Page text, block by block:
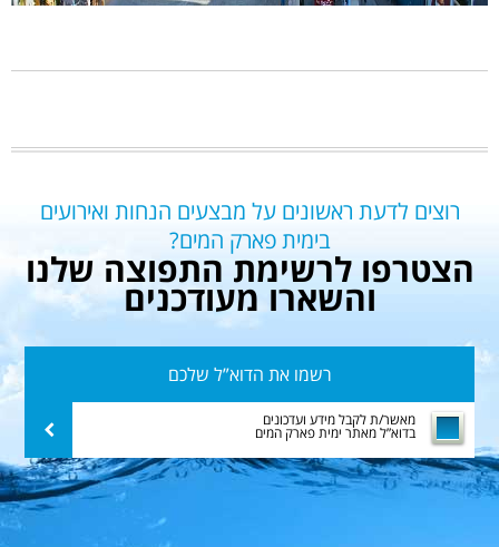
רוצים לדעת ראשונים על מבצעים הנחות ואירועים
בימית פארק המים?
הצטרפו לרשימת התפוצה שלנו
והשארו מעודכנים
הדוא”ל
שלכם
מאשר/ת לקבל מידע ועדכונים
בדוא”ל מאתר ימית פארק המים